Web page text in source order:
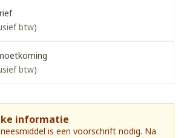
btw)
btw)
informatie
is een voorschrift nodig. Na